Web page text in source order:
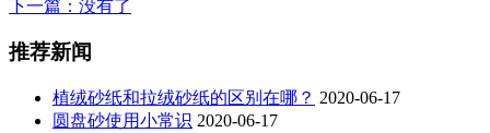
下一篇 ：没有了
推荐新闻
植绒砂纸和拉绒砂纸的区别在哪？ 2020-06-17
圆盘砂使用小常识 2020-06-17